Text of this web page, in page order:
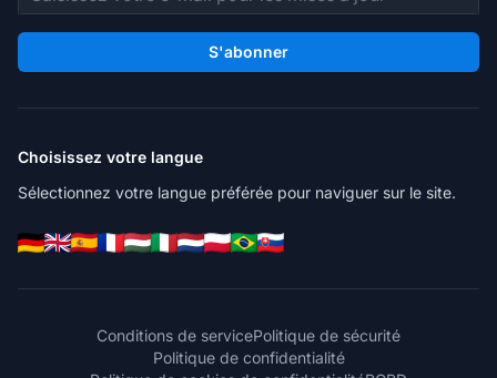
S'abonner
Choisissez votre langue
Sélectionnez votre langue préférée pour naviguer sur le site.
Conditions de servicePolitique de sécurité
Politique de confidentialité